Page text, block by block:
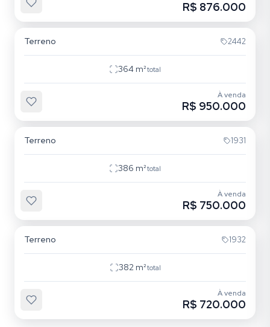
R$ 876.000
Terreno 2442
364 m²total
À venda
R$ 950.000
Terreno 1931
386 m²total
À venda
R$ 750.000
Terreno 1932
382m²total
À venda
R$ 720.000